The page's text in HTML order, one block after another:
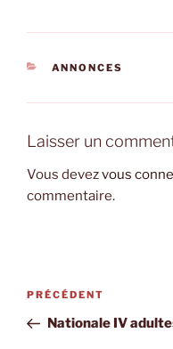
CATÉGORIES
ANNONCES
Laisser un
Vous devezvous
commentaire.
Navigation
l’article
Article
précédent
PRÉCÉDENT
Nationale IV